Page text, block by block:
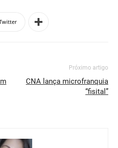
Próximo artigo
CNA lança microfranquia
“fisital”